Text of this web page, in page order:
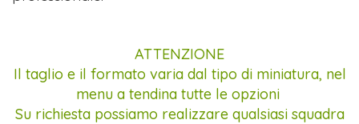
ATTENZIONE
Il taglio e il formato varia dal tipo di miniatura, nel
menu a tendina tutte le opzioni
Su richiesta possiamo realizzare qualsiasi squadra